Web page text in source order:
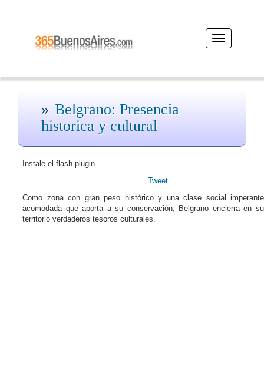
Desplegar
navegación
Belgrano: Presencia
historica y cultural
Instale el flash plugin
Tweet
Como zona con gran peso histórico y una clase social imperante
acomodada que aporta a su conservación, Belgrano encierra en su
territorio verdaderos tesoros culturales.